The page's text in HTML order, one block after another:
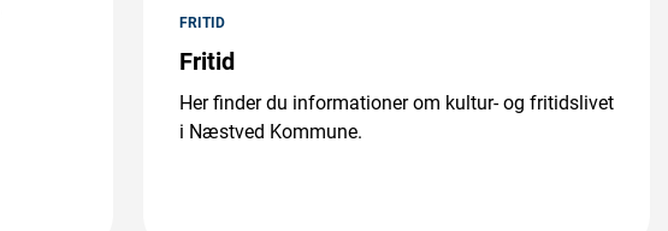
FRITID
Fritid
Her finder du informationer om kultur- og fritidslivet
i Næstved Kommune.